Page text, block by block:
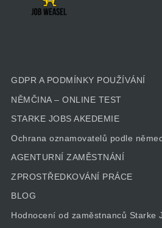
GDPR A PODMÍNKY POUŽÍVÁNÍ
NĚMČINA – ONLINE TEST
STARKE JOBS AKEDEMIE
Ochrana oznamovatelů podle
AGENTURNÍ ZAMĚSTNÁNÍ
ZPROSTŘEDKOVÁNÍ PRÁCE
BLOG
Hodnocení od zaměstnanců Starke